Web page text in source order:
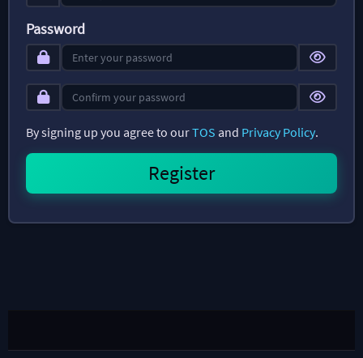
Password
By signing up you agree to ourTOS and Privacy Policy.